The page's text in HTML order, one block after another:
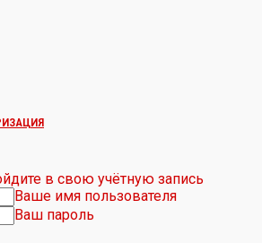
в свою учётную запись
Ваше имя пользователя
Ваш пароль